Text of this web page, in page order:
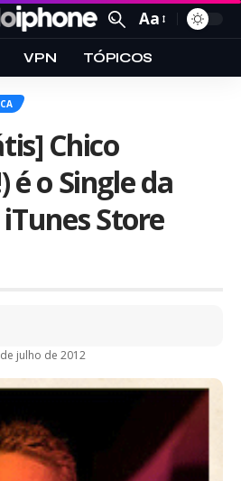
Aa
VPN TÓPICOS
Chico
é o Single da
Store
julho de 2012